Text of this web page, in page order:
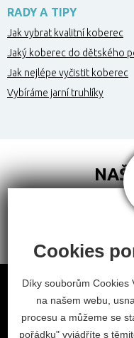
RADY A TIPY
Jak vybrat kvalitní koberec
Jaký koberec do dětského
Jak nejlépe vyčistit koberec
Vybíráme jarní truhlíky
Cookies
Díky souborům Cookies
na našem webu,
procesu a můžeme se
pořádku" vyjádříte s